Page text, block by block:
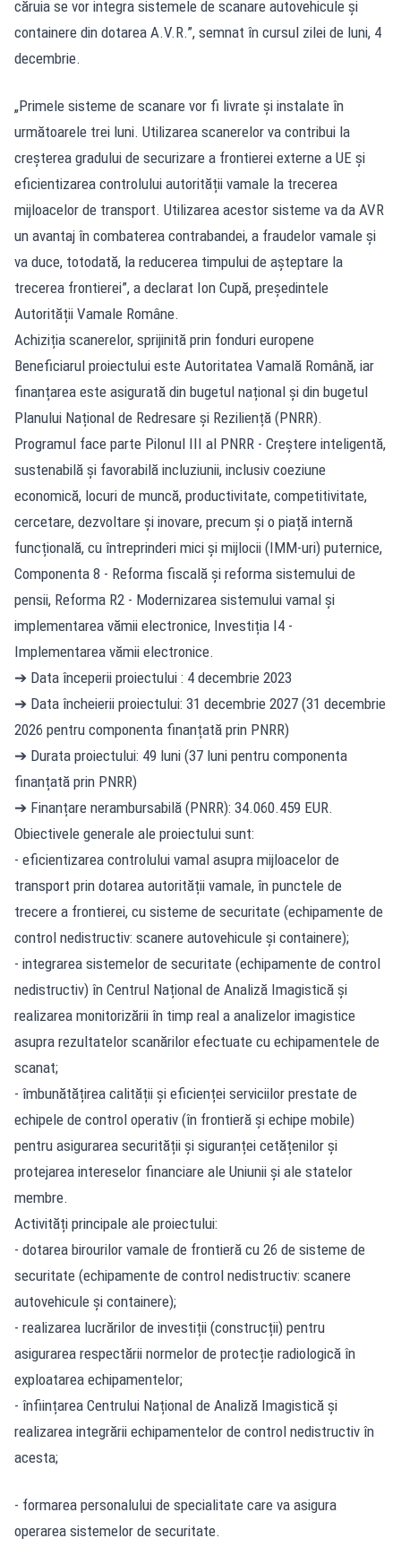
căruia se vor integra sistemele de scanare autovehicule și
containere din dotarea A.V.R.”, semnat în cursul zilei de luni, 4
decembrie.
„Primele sisteme de scanare vor fi livrate și instalate în
următoarele trei luni. Utilizarea scanerelor va contribui la
creșterea gradului de securizare a frontierei externe a UE și
eficientizarea controlului autorității vamale la trecerea
mijloacelor de transport. Utilizarea acestor sisteme va da AVR
un avantaj în combaterea contrabandei, a fraudelor vamale și
va duce, totodată, la reducerea timpului de așteptare la
trecerea frontierei”, a declarat Ion Cupă, președintele
Autorității Vamale Române.
Achiziția scanerelor, sprijinită prin fonduri europene
Beneficiarul proiectului este Autoritatea Vamală Română, iar
finanțarea este asigurată din bugetul național și din bugetul
Planului Național de Redresare și Reziliență (PNRR).
Programul face parte Pilonul III al PNRR - Creștere inteligentă,
sustenabilă și favorabilă incluziunii, inclusiv coeziune
economică, locuri de muncă, productivitate, competitivitate,
cercetare, dezvoltare și inovare, precum și o piață internă
funcțională, cu întreprinderi mici și mijlocii (IMM-uri) puternice,
Componenta 8 - Reforma fiscală și reforma sistemului de
pensii, Reforma R2 - Modernizarea sistemului vamal și
implementarea vămii electronice, Investiția I4 -
Implementarea vămii electronice.
➔ Data începerii proiectului : 4 decembrie 2023
➔ Data încheierii proiectului: 31 decembrie 2027 (31 decembrie
2026 pentru componenta finanțată prin PNRR)
➔ Durata proiectului: 49 luni (37 luni pentru componenta
finanțată prin PNRR)
➔ Finanțare nerambursabilă (PNRR): 34.060.459 EUR.
Obiectivele generale ale proiectului sunt:
- eficientizarea controlului vamal asupra mijloacelor de
transport prin dotarea autorității vamale, în punctele de
trecere a frontierei, cu sisteme de securitate (echipamente de
control nedistructiv: scanere autovehicule și containere);
- integrarea sistemelor de securitate (echipamente de control
nedistructiv) în Centrul Național de Analiză Imagistică și
realizarea monitorizării în timp real a analizelor imagistice
asupra rezultatelor scanărilor efectuate cu echipamentele de
scanat;
- îmbunătățirea calității și eficienței serviciilor prestate de
echipele de control operativ (în frontieră și echipe mobile)
pentru asigurarea securității și siguranței cetățenilor și
protejarea intereselor financiare ale Uniunii și ale statelor
membre.
Activități principale ale proiectului:
- dotarea birourilor vamale de frontieră cu 26 de sisteme de
securitate (echipamente de control nedistructiv: scanere
autovehicule și containere);
- realizarea lucrărilor de investiții (construcții) pentru
asigurarea respectării normelor de protecție radiologică în
exploatarea echipamentelor;
- înființarea Centrului Național de Analiză Imagistică și
realizarea integrării echipamentelor de control nedistructiv în
acesta;
- formarea personalului de specialitate care va asigura
operarea sistemelor de securitate.